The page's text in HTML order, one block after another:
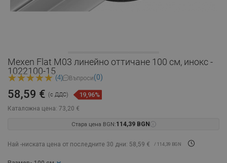
Mexen Flat M03 линейно оттичане 100 см, инокс -
1022100-15
(4) Въпроси(0)
Каталожна цена: 73,20 €
58,59 € (с ДДС) 19,96%
Стара цена BGN:114,39 BGN
Най -ниската цена от последните 30 дни: 58,59 € / 114,39 BGN